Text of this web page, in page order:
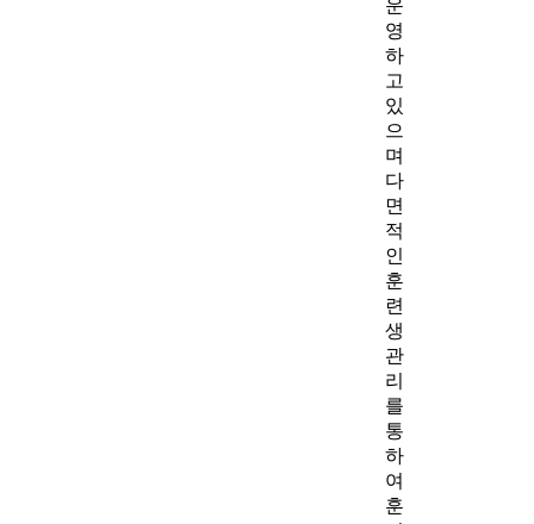
운
영
하
고
있
으
며
다
면
적
인
훈
련
생
관
리
를
통
하
여
훈